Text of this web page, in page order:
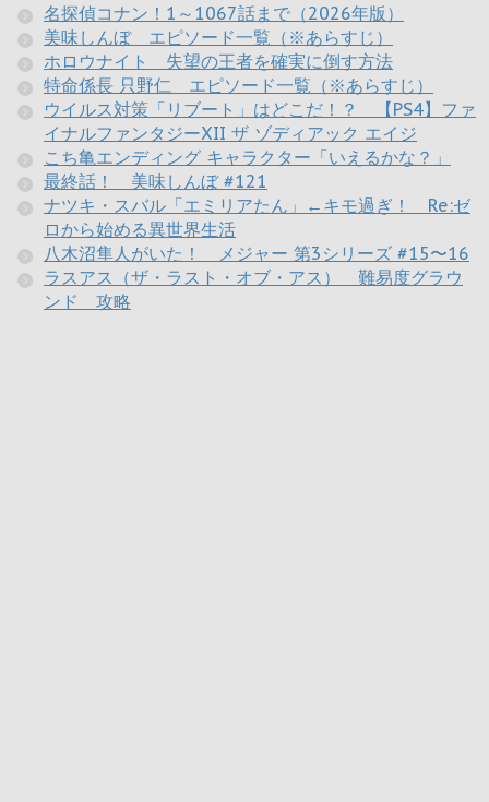
名探偵コナン！1～1067話まで（2026年版）
美味しんぼ エピソード一覧（※あらすじ）
ホロウナイト 失望の王者を確実に倒す方法
特命係長 只野仁 エピソード一覧（※あらすじ）
ウイルス対策「リブート」はどこだ！？ 【PS4】ファ
イナルファンタジーXII ザ ゾディアック エイジ
こち亀エンディング キャラクター「いえるかな？」
最終話！ 美味しんぼ #121
ナツキ・スバル「エミリアたん」←キモ過ぎ！ Re:ゼ
ロから始める異世界生活
八木沼隼人がいた！ メジャー 第3シリーズ #15〜16
ラスアス（ザ・ラスト・オブ・アス） 難易度グラウ
ンド 攻略